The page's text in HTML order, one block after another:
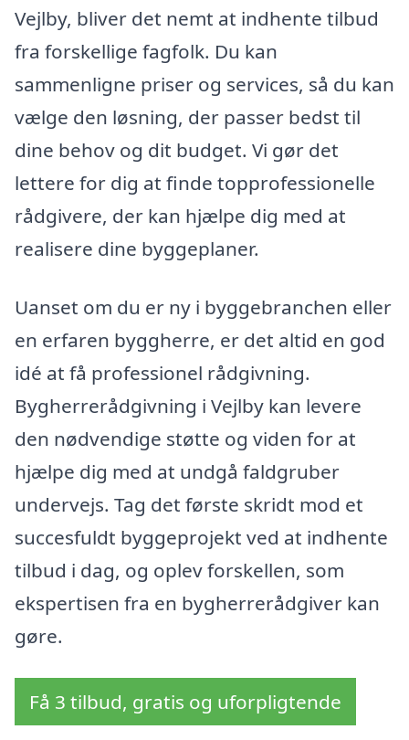
Vejlby, bliver det nemt at indhente tilbud
fra forskellige fagfolk. Du kan
sammenligne priser og services, så du kan
vælge den løsning, der passer bedst til
dine behov og dit budget. Vi gør det
lettere for dig at finde topprofessionelle
rådgivere, der kan hjælpe dig med at
realisere dine byggeplaner.
Uanset om du er ny i byggebranchen eller
en erfaren byggherre, er det altid en god
idé at få professionel rådgivning.
Bygherrerådgivning i Vejlby kan levere
den nødvendige støtte og viden for at
hjælpe dig med at undgå faldgruber
undervejs. Tag det første skridt mod et
succesfuldt byggeprojekt ved at indhente
tilbud i dag, og oplev forskellen, som
ekspertisen fra en bygherrerådgiver kan
gøre.
Få 3 tilbud, gratis og uforpligtende